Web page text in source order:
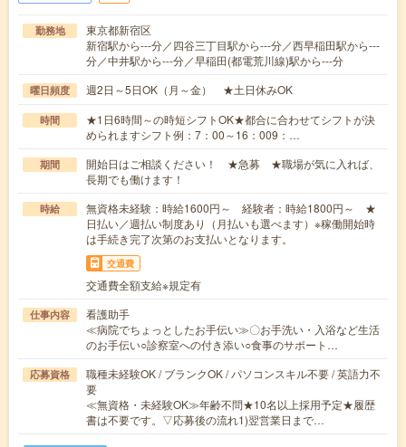
勤務地
東京都新宿区
新宿駅から---分／四谷三丁目駅から---分／西早稲田駅から---
分／中井駅から---分／早稲田(都電荒川線)駅から---分
曜日頻度 週2日～5日OK（月～金） ★土日休みOK
時間
★1日6時間～の時短シフトOK★都合に合わせてシフトが決
められますシフト例：7：00～16：009：…
期間
開始日はご相談ください！ ★急募 ★職場が気に入れば、
長期でも働けます！
時給
無資格未経験：時給1600円～ 経験者：時給1800円～ ★
日払い／週払い制度あり（月払いも選べます）※稼働開始時
は手続き完了次第のお支払いとなります。
交通費
交通費全額支給※規定有
仕事内容
看護助手
≪病院でちょっとしたお手伝い≫〇お手洗い・入浴など生活
のお手伝い○診察室への付き添い○食事のサポート…
応募資格
職種未経験OK / ブランクOK / パソコンスキル不要 / 英語力不
要
≪無資格・未経験OK≫年齢不問★10名以上採用予定★履歴
書は不要です。▽応募後の流れ1)翌営業日まで…